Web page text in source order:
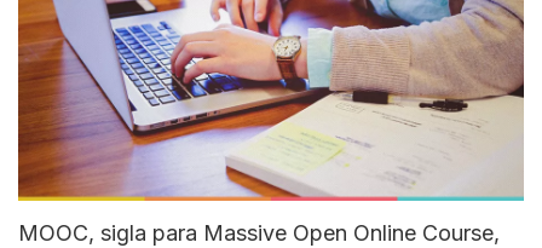
MOOC, sigla para Massive Open Online Course,